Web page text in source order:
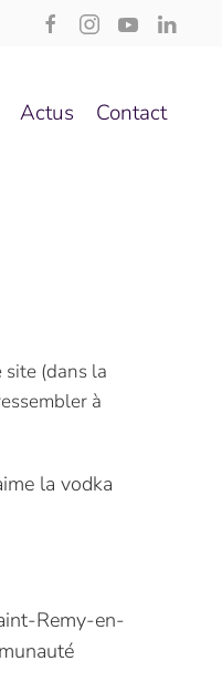
Actus Contact
site (dans la
à
la vodka
Remy-en-